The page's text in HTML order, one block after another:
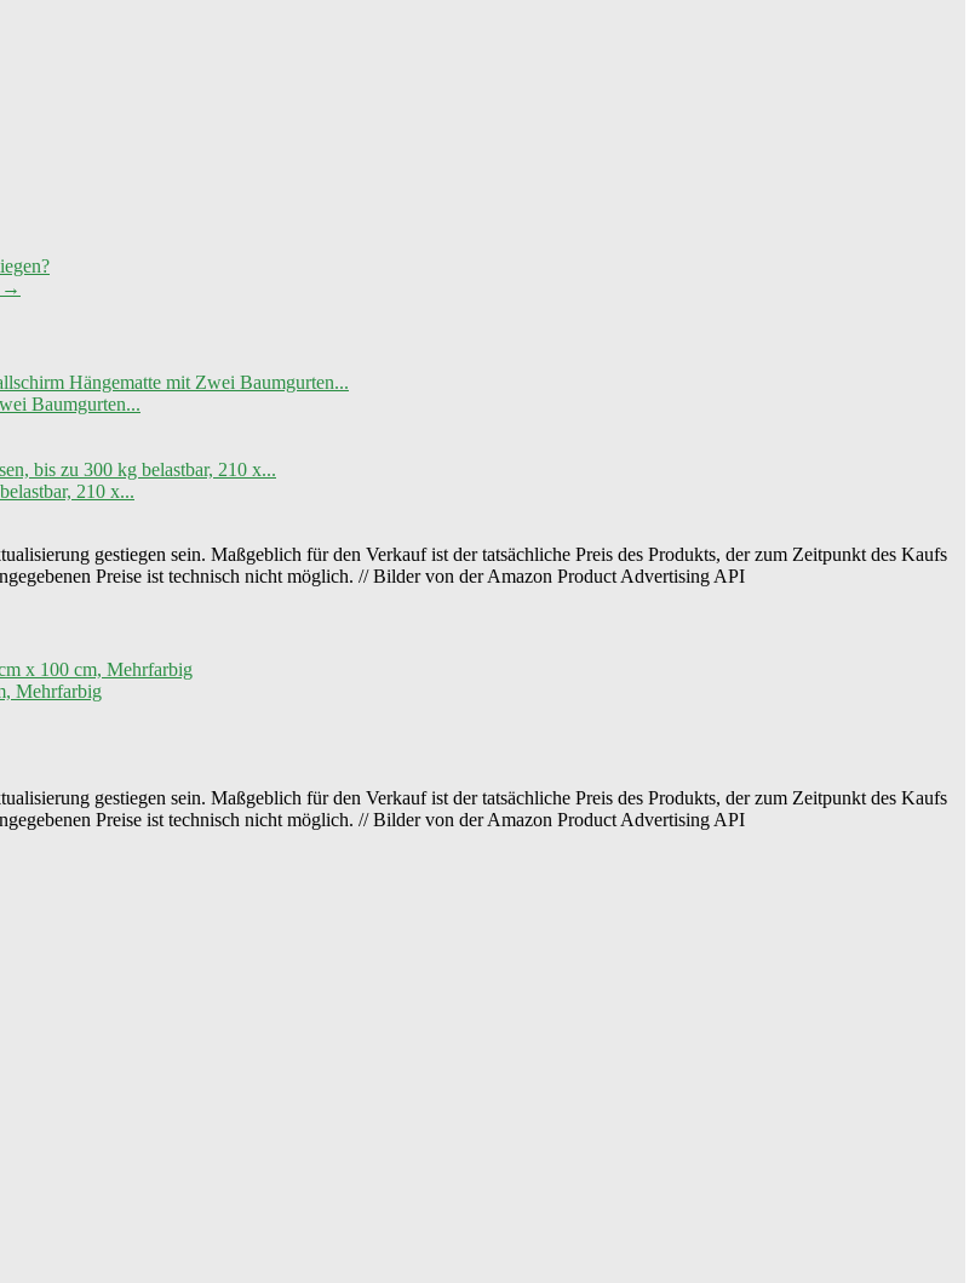
→
Baumgurten...
210 x...
gestiegen sein. Maßgeblich für den Verkauf ist der tatsächliche Preis des Produkts, der zum Zeitpunkt des Kaufs
Preise ist technisch nicht möglich. // Bilder von der Amazon Product Advertising API
Mehrfarbig
gestiegen sein. Maßgeblich für den Verkauf ist der tatsächliche Preis des Produkts, der zum Zeitpunkt des Kaufs
Preise ist technisch nicht möglich. // Bilder von der Amazon Product Advertising API